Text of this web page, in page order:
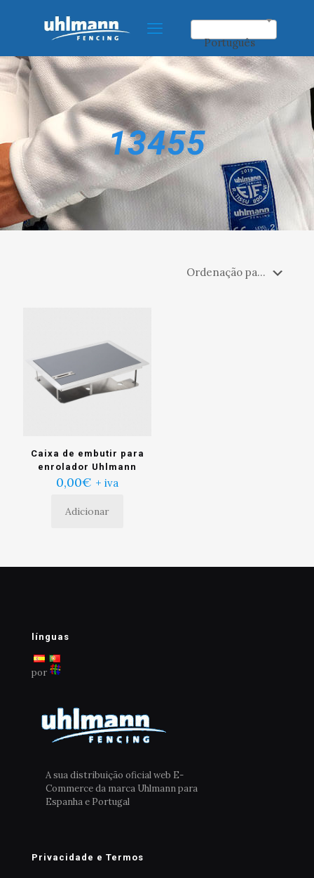
Português
13455
Caixa de embutir para
enrolador Uhlmann
0,00€ + iva
Adicionar
línguas
por
A sua distribuição oficial web E-
Commerce da marca Uhlmann para
Espanha e Portugal
Privacidade e Termos